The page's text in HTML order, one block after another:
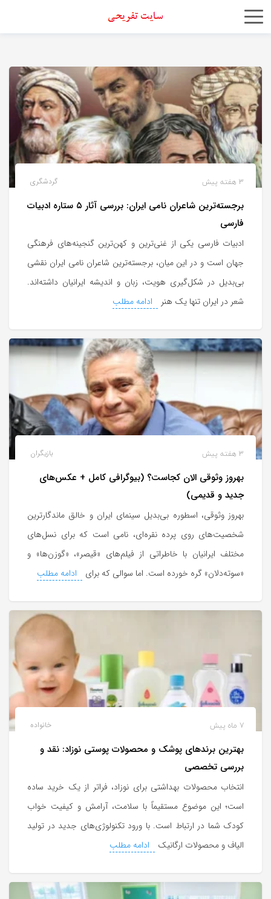
اشتراک
با
استفاده
از
روش‌های
زیر
می‌توانید
این
صفحه
دوستان
بگذارید.
کپی
لینک
گردشگری 3 هفته پیش
برجسته‌ترین شاعران نامی ایران: بررسی آثار ۵ ستاره ادبیات
فارسی
ادبیات فارسی یکی از غنی‌ترین و کهن‌ترین گنجینه‌های فرهنگی
جهان است و در این میان، برجسته‌ترین شاعران نامی ایران نقشی
بی‌بدیل در شکل‌گیری هویت، زبان و اندیشه ایرانیان داشته‌اند.
شعر در ایران تنها یک هنر
ادامه مطلب
بازیگران 3 هفته پیش
بهروز وثوقی الان کجاست؟ (بیوگرافی کامل + عکس‌های
جدید و قدیمی)
بهروز وثوقی، اسطوره بی‌بدیل سینمای ایران و خالق ماندگارترین
شخصیت‌های روی پرده نقره‌ای، نامی است که برای نسل‌های
مختلف ایرانیان با خاطراتی از فیلم‌های «قیصر»، «گوزن‌ها» و
«سوته‌دلان» گره خورده است. اما سوالی که برای
ادامه مطلب
خانواده 7 ماه پیش
بهترین برندهای پوشک و محصولات پوستی نوزاد: نقد و
بررسی تخصصی
انتخاب محصولات بهداشتی برای نوزاد، فراتر از یک خرید ساده
است؛ این موضوع مستقیماً با سلامت، آرامش و کیفیت خواب
کودک شما در ارتباط است. با ورود تکنولوژی‌های جدید در تولید
الیاف و محصولات ارگانیک
ادامه مطلب